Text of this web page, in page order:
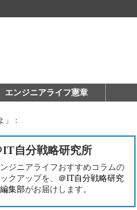
エンジニアライフ憲章
」：
IT自分戦略研究所
ジニアライフおすすめコラムの
クアップを、 ＠IT自分戦略研究
集部がお届けします。